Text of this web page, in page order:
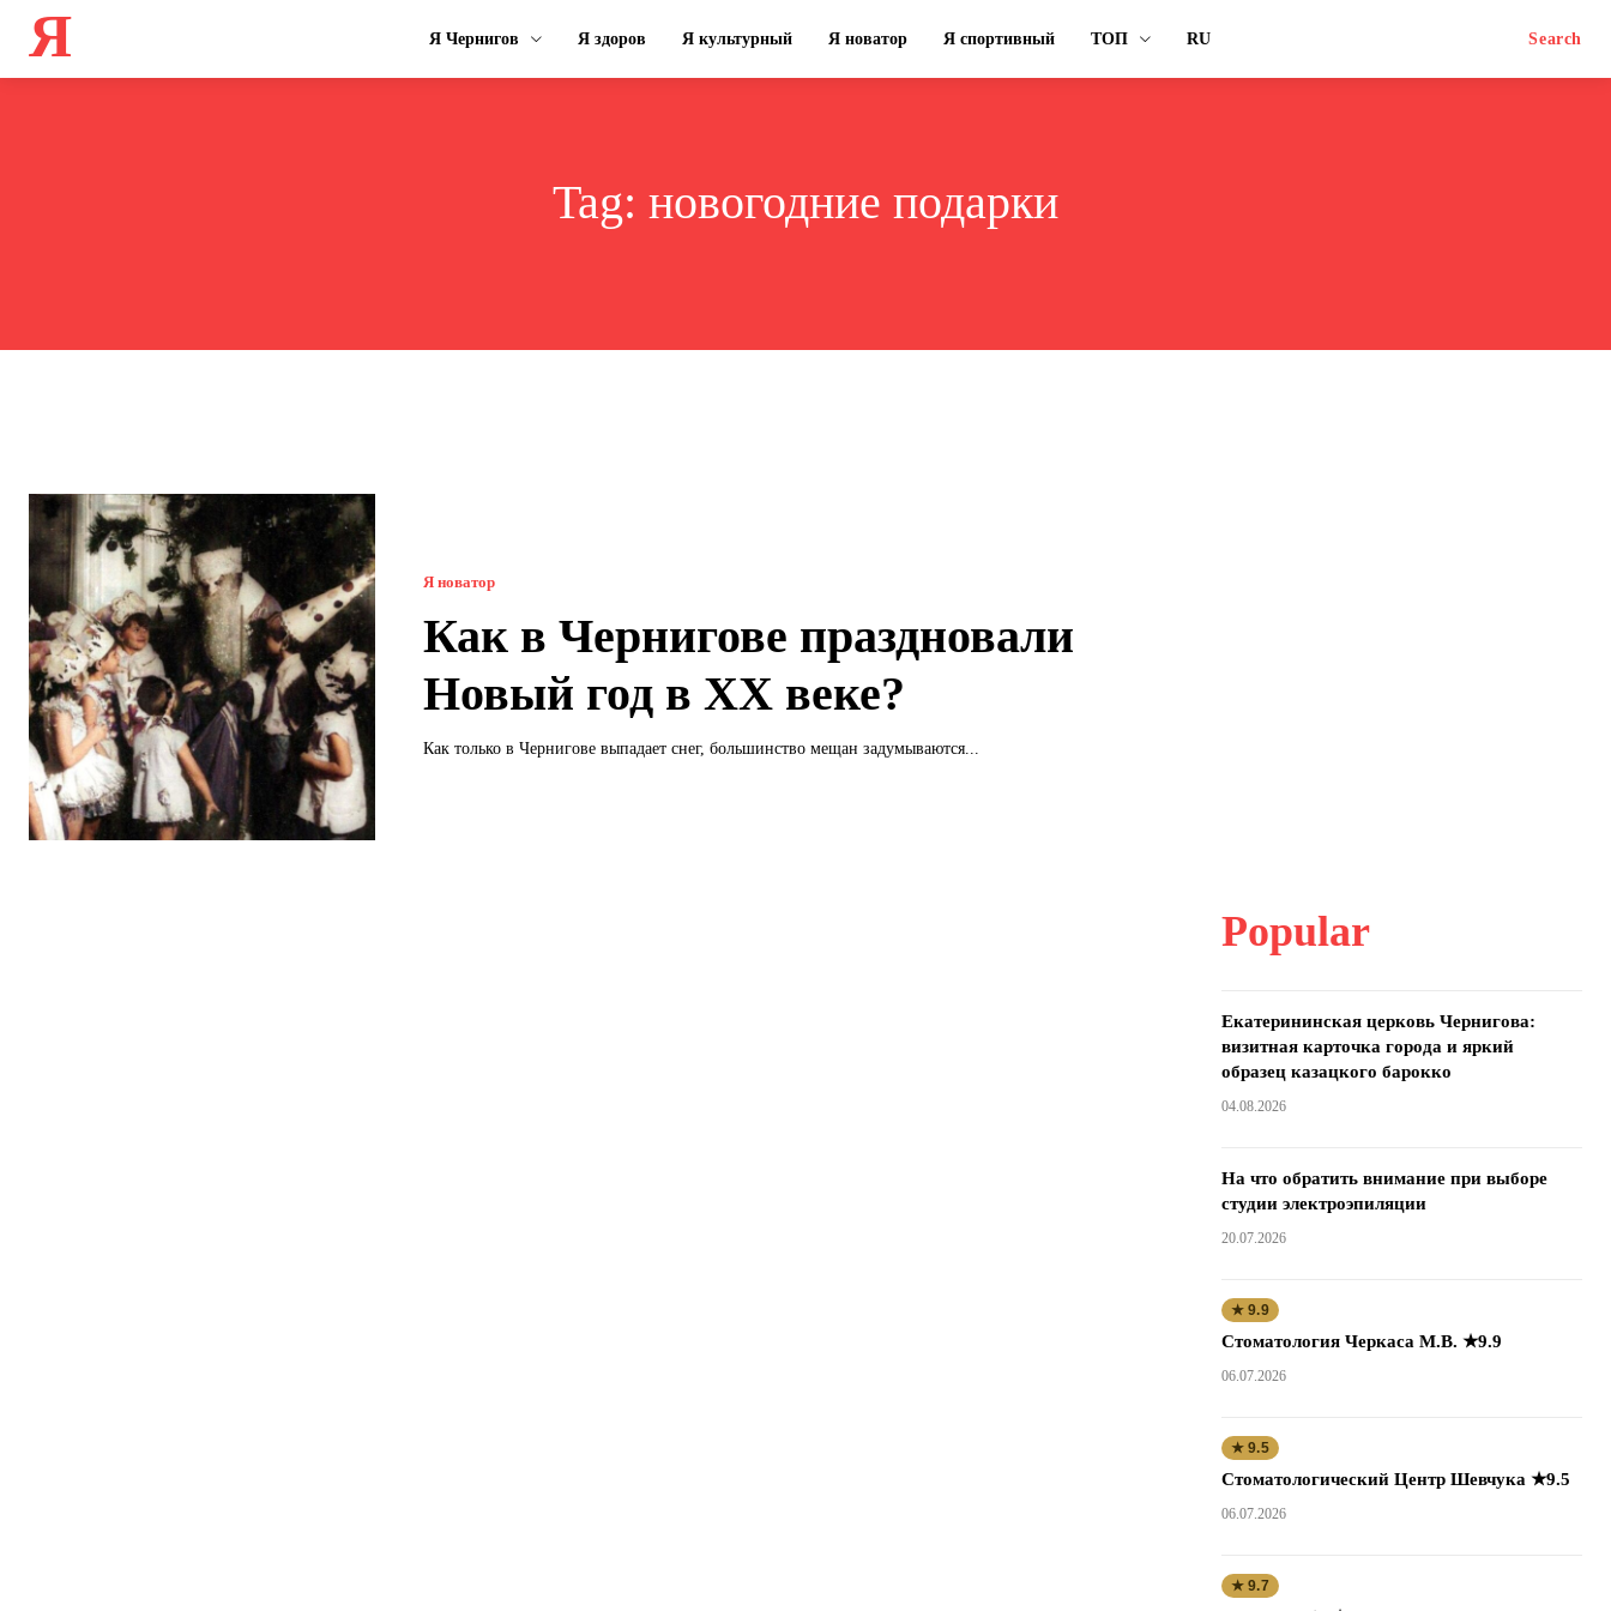
Я Я Чернигов Я здоров Я культурный Я новатор Я спортивный ТОП RU Search
Tag: новогодние подарки
Я новатор
Как в Чернигове праздновали
Новый год в XX веке?
Как только в Чернигове выпадает снег, большинство мещан задумываются...
Popular
Екатерининская церковь Чернигова:
визитная карточка города и яркий
образец казацкого барокко
04.08.2026
На что обратить внимание при выборе
студии электроэпиляции
20.07.2026
★ 9.9
Стоматология Черкаса М.В. ★9.9
06.07.2026
★ 9.5
Стоматологический Центр Шевчука ★9.5
06.07.2026
★ 9.7